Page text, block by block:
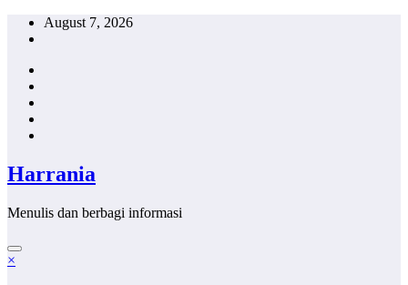
Skip
August 7, 2026
Harrania
Menulis dan berbagi informasi
×